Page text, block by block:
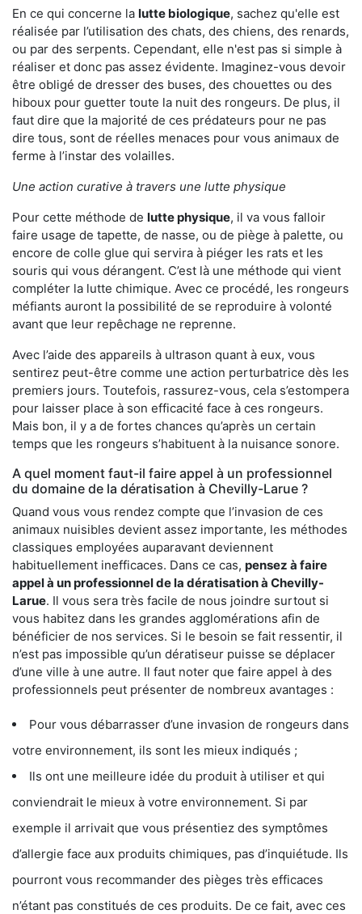
En ce qui concerne la lutte biologique, sachez qu'elle est
réalisée par l’utilisation des chats, des chiens, des renards,
ou par des serpents. Cependant, elle n'est pas si simple à
réaliser et donc pas assez évidente. Imaginez-vous devoir
être obligé de dresser des buses, des chouettes ou des
hiboux pour guetter toute la nuit des rongeurs. De plus, il
faut dire que la majorité de ces prédateurs pour ne pas
dire tous, sont de réelles menaces pour vous animaux de
ferme à l’instar des volailles.
Une action curative à travers une lutte physique
Pour cette méthode de lutte physique, il va vous falloir
faire usage de tapette, de nasse, ou de piège à palette, ou
encore de colle glue qui servira à piéger les rats et les
souris qui vous dérangent. C’est là une méthode qui vient
compléter la lutte chimique. Avec ce procédé, les rongeurs
méfiants auront la possibilité de se reproduire à volonté
avant que leur repêchage ne reprenne.
Avec l’aide des appareils à ultrason quant à eux, vous
sentirez peut-être comme une action perturbatrice dès les
premiers jours. Toutefois, rassurez-vous, cela s’estompera
pour laisser place à son efficacité face à ces rongeurs.
Mais bon, il y a de fortes chances qu’après un certain
temps que les rongeurs s’habituent à la nuisance sonore.
A quel moment faut-il faire appel à un professionnel
du domaine de la dératisation à Chevilly-Larue ?
Quand vous vous rendez compte que l’invasion de ces
animaux nuisibles devient assez importante, les méthodes
classiques employées auparavant deviennent
habituellement inefficaces. Dans ce cas, pensez à faire
appel à un professionnel de la dératisation à Chevilly-
Larue. Il vous sera très facile de nous joindre surtout si
vous habitez dans les grandes agglomérations afin de
bénéficier de nos services. Si le besoin se fait ressentir, il
n’est pas impossible qu’un dératiseur puisse se déplacer
d’une ville à une autre. Il faut noter que faire appel à des
professionnels peut présenter de nombreux avantages :
Pour vous débarrasser d’une invasion de rongeurs dans
votre environnement, ils sont les mieux indiqués ;
Ils ont une meilleure idée du produit à utiliser et qui
conviendrait le mieux à votre environnement. Si par
exemple il arrivait que vous présentiez des symptômes
d’allergie face aux produits chimiques, pas d’inquiétude. Ils
pourront vous recommander des pièges très efficaces
n’étant pas constitués de ces produits. De ce fait, avec ces